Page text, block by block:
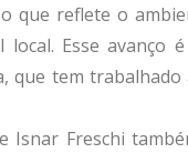
que reflete o
Esse
que tem
Isnar Freschi